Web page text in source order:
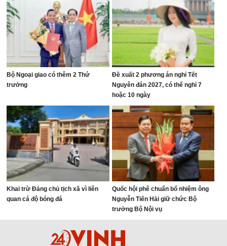
Bộ Ngoại giao có thêm 2 Thứ
trưởng
Đề xuất 2 phương án nghỉ Tết
Nguyên đán 2027, có thể nghỉ 7
hoặc 10 ngày
Khai trừ Đảng chủ tịch xã vì liên
quan cá độ bóng đá
Quốc hội phê chuẩn bổ nhiệm ông
Nguyễn Tiến Hải giữ chức Bộ
trưởng Bộ Nội vụ